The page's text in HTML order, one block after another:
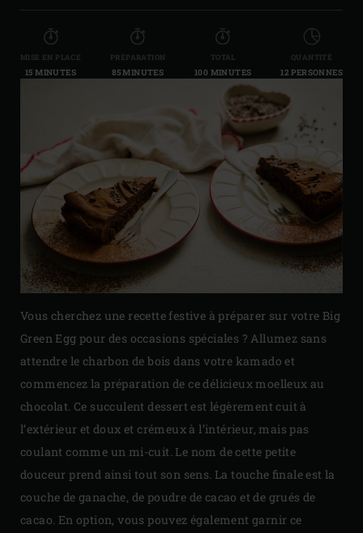
MISE EN PLACE
15 MINUTES
PRÉPARATION
85 MINUTES
TOTAL
100 MINUTES
QUANTITÉ
12 PERSONNES
Vous cherchez une recette festive à préparer sur votre Big
Green Egg pour des occasions spéciales ? Allumez sans
attendre le charbon de bois dans votre kamado et
commencez la préparation de ce délicieux moelleux au
chocolat. Ce succulent dessert est légèrement cuit à
l’extérieur et doux et crémeux à l’intérieur, mais pas
coulant comme un mi-cuit. Le nom de cette petite
douceur prend ainsi tout son sens. La touche finale est la
couche de ganache, de poudre de cacao et de grués de
cacao. En option, vous pouvez également garnir ce